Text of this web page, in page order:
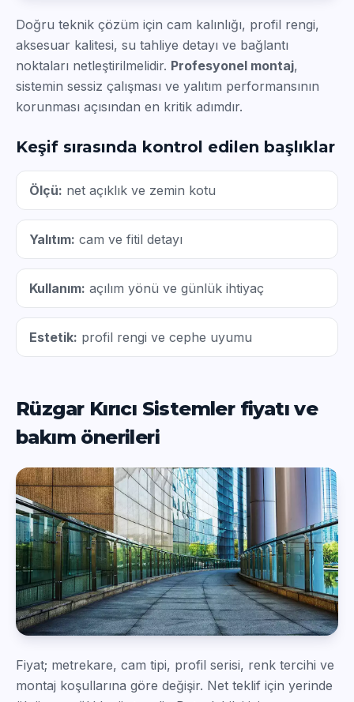
Doğru teknik çözüm için cam kalınlığı, profil rengi,
aksesuar kalitesi, su tahliye detayı ve bağlantı
noktaları netleştirilmelidir. Profesyonel montaj,
sistemin sessiz çalışması ve yalıtım performansının
korunması açısından en kritik adımdır.
Keşif sırasında kontrol edilen başlıklar
Ölçü: net açıklık ve zemin kotu
Yalıtım: cam ve fitil detayı
Kullanım: açılım yönü ve günlük ihtiyaç
Estetik: profil rengi ve cephe uyumu
Rüzgar Kırıcı Sistemler fiyatı ve
bakım önerileri
Fiyat; metrekare, cam tipi, profil serisi, renk tercihi ve
montaj koşullarına göre değişir. Net teklif için yerinde